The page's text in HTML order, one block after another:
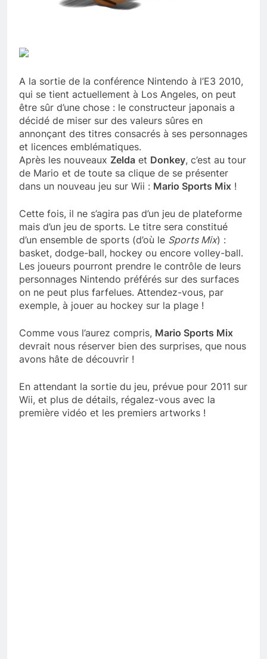
A la sortie de la conférence Nintendo à l’E3 2010,
qui se tient actuellement à Los Angeles, on peut
être sûr d’une chose : le constructeur japonais a
décidé de miser sur des valeurs sûres en
annonçant des titres consacrés à ses personnages
et licences emblématiques.
Après les nouveaux Zelda et Donkey, c’est au tour
de Mario et de toute sa clique de se présenter
dans un nouveau jeu sur Wii : Mario Sports Mix !
Cette fois, il ne s’agira pas d’un jeu de plateforme
mais d’un jeu de sports. Le titre sera constitué
d’un ensemble de sports (d’où le Sports Mix) :
basket, dodge-ball, hockey ou encore volley-ball.
Les joueurs pourront prendre le contrôle de leurs
personnages Nintendo préférés sur des surfaces
on ne peut plus farfelues. Attendez-vous, par
exemple, à jouer au hockey sur la plage !
Comme vous l’aurez compris, Mario Sports Mix
devrait nous réserver bien des surprises, que nous
avons hâte de découvrir !
En attendant la sortie du jeu, prévue pour 2011 sur
Wii, et plus de détails, régalez-vous avec la
première vidéo et les premiers artworks !